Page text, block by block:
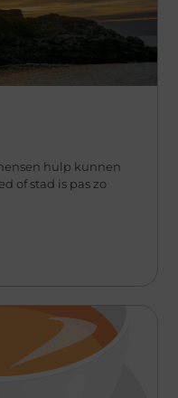
hulp kunnen
of stad is pas zo